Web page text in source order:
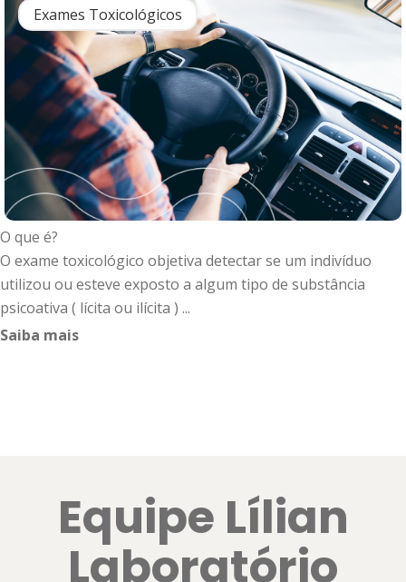
Exames Toxicológicos
O que é?
O exame toxicológico objetiva detectar se um indivíduo
utilizou ou esteve exposto a algum tipo de substância
psicoativa ( lícita ou ilícita ) ...
Saiba mais
Equipe Lílian
Laboratório